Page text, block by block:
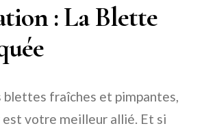
: La Blette
blettes fraîches et pimpantes,
votre meilleur allié. Et si